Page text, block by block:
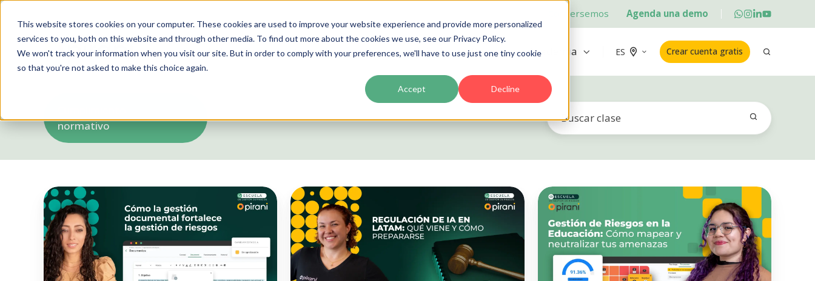
This website stores cookies on your computer. These cookies are used to improve your website experience and provide more personalized
services to you, both on this website and through other media. To find out more about the cookies we use, see our Privacy Policy.
We won't track your information when you visit our site. But in order to comply with your preferences, we'll have to use just one tiny cookie
so that you're not asked to make this choice again.
Accept Decline
Conversemos Agenda una demo
Soluciones Producto Precios Clientes Partners Academia ES Crear cuenta gratis
normativo
Cómo
la
gestión
documental
fortalece
la
Regulación
de
Inteligencia
Artificial
en
LATAM:
Cómo
aplicar
ISO
31000
colegios